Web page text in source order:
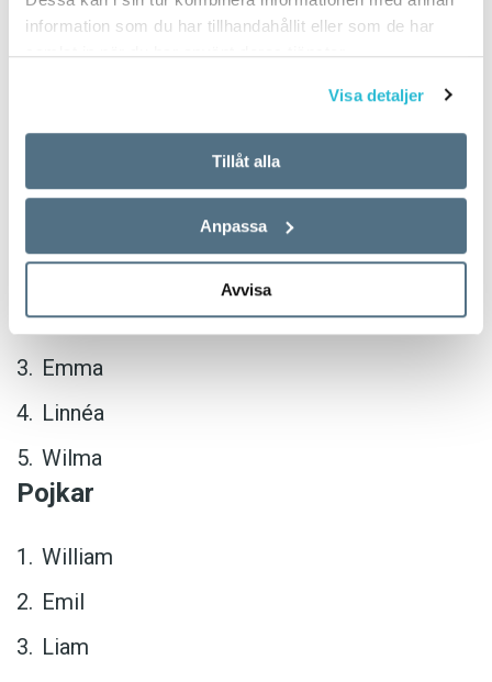
information som du har tillhandahållit eller som de har
samlat in när du har använt deras tjänster.
Visa detaljer
Tillåt alla
Anpassa
Avvisa
middagstid är tiden då man äter middag.
hade ju kommit överens om att höras vid
middagstid. Själv satt jag för övrigt på bussen.
Dagens middagstid infaller ofta vid den timme
då förfäderna åt kvällsvard.
i Finland 2017
PUBLICERAD 2018-06-14
Saga
Emma
Linnéa
Wilma
Pojkar
William
Emil
Liam